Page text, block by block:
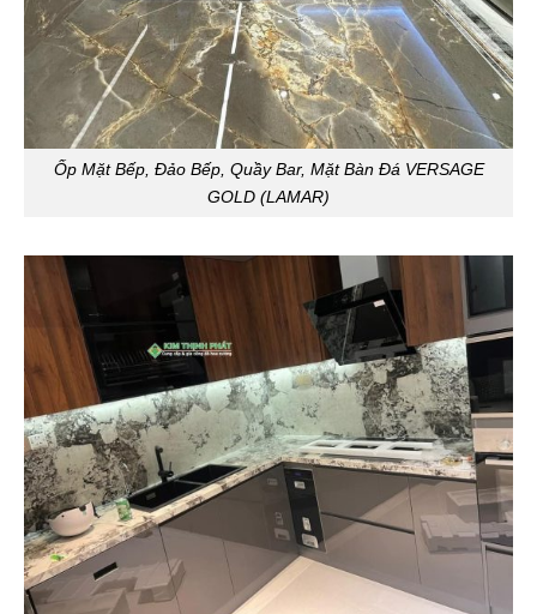
Ốp Mặt Bếp, Đảo Bếp, Quầy Bar, Mặt Bàn Đá VERSAGE
GOLD (LAMAR)